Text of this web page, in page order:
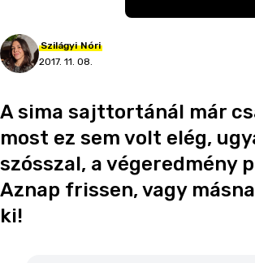
Szilágyi Nóri
2017. 11. 08.
A sima sajttortánál már
most ez sem volt elég,
szósszal, a végeredmény
Aznap frissen, vagy
ki!